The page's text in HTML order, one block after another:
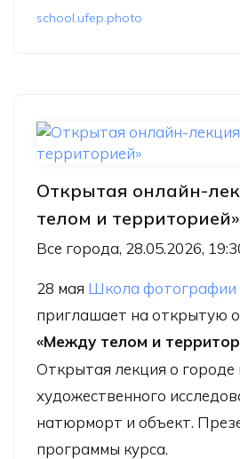
school.ufep.photo
Открытая онлайн-
телом и территорией»
Все города, 28.05.2026,
28 мая Школа фотографии
приглашает на открытую
«Между телом и
Открытая лекция о городе
художественного
натюрморт и объект.
программы курса.